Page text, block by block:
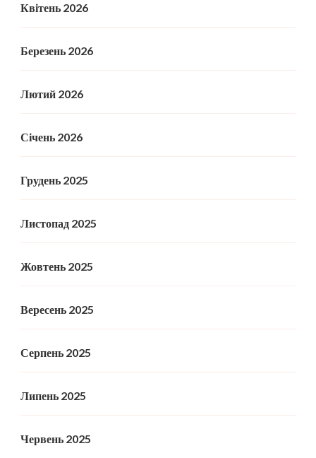
Квітень 2026
Березень 2026
Лютий 2026
Січень 2026
Грудень 2025
Листопад 2025
Жовтень 2025
Вересень 2025
Серпень 2025
Липень 2025
Червень 2025